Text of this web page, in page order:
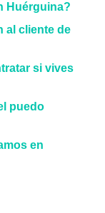
Huérguina?
al cliente de
si vives
puedo
en